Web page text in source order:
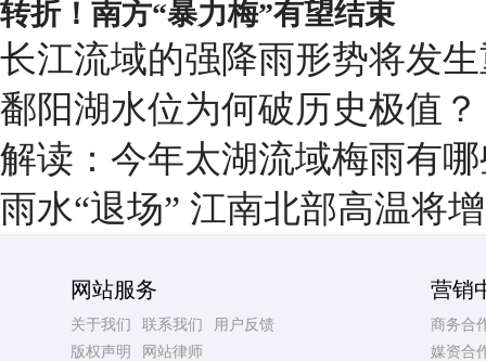
转折！南方“暴力梅”有望结束
长江流域的强降雨形势将发
鄱阳湖水位为何破历史极值？
解读：今年太湖流域梅雨有
雨水“退场” 江南北部高温将
网站服务
关于我们 联系我们
用户反馈
版权声明
网站律师
营销
商务合
媒资合